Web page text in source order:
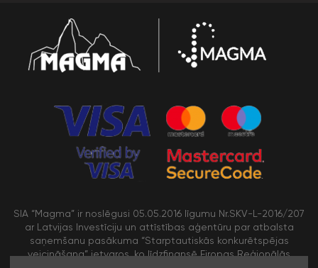
SIA “Magma” ir noslēgusi 05.05.2016 līgumu Nr.SKV-L-2016/207
ar Latvijas Investīciju un attīstības aģentūru par atbalsta
saņemšanu pasākuma “Starptautiskās konkurētspējas
veicināšana” ietvaros, ko līdzfinansē Eiropas Reģionālās